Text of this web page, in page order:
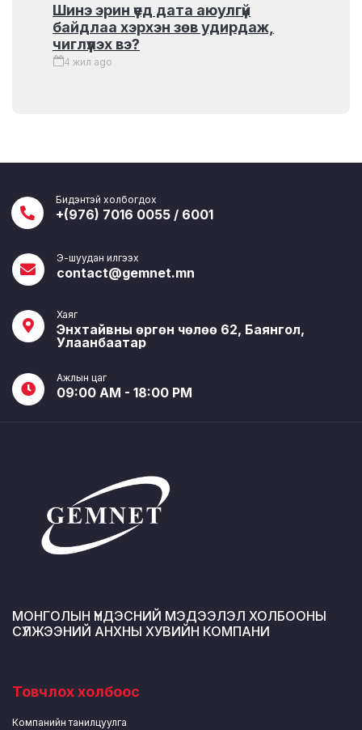
Шинэ эрин үед дата аюулгүй
байдлаа хэрхэн зөв удирдаж,
чиглүүлэх вэ?
4 жил ago
Бидэнтэй холбогдох
+(976) 7016 0055 / 6001
Э-шуудан илгээх
contact@gemnet.mn
Хаяг
Энхтайвны өргөн чөлөө 62, Баянгол,
Улаанбаатар
Ажлын цаг
09:00 AM - 18:00 PM
МОНГОЛЫН ҮНДЭСНИЙ МЭДЭЭЛЭЛ ХОЛБООНЫ
СҮЛЖЭЭНИЙ АНХНЫ ХУВИЙН КОМПАНИ
Товчлох холбоос
Компанийн танилцуулга